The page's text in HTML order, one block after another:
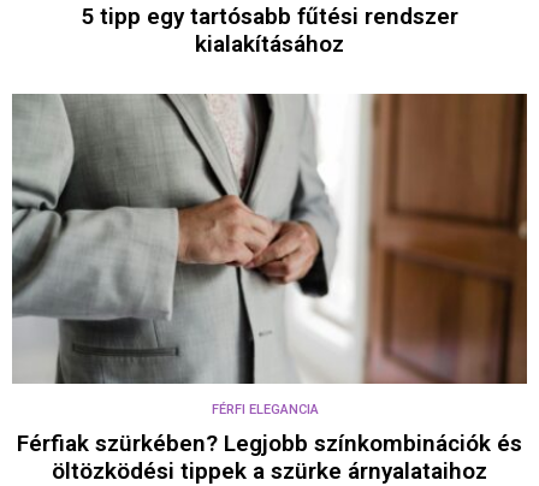
5 tipp egy tartósabb fűtési rendszer
kialakításához
FÉRFI ELEGANCIA
Férfiak szürkében? Legjobb színkombinációk és
öltözködési tippek a szürke árnyalataihoz